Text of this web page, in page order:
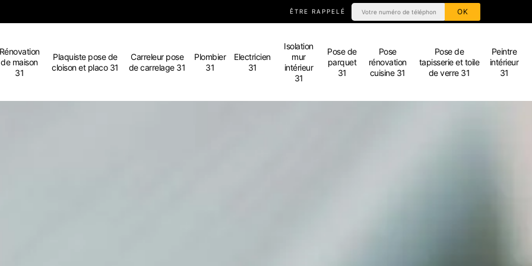
ÊTRE RAPPELÉ
de maison
31
Plaquiste pose de
cloison et placo 31
Carreleur pose
de carrelage 31
Plombier
31
Electricien
31
Isolation
mur
intérieur
31
Pose de
parquet
31
Pose
rénovation
cuisine 31
Pose de
tapisserie et toile
de verre 31
Peintre
intérieur
31